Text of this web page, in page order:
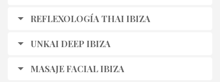
REFLEXOLOGÍA THAI IBIZA
UNKAI DEEP IBIZA
MASAJE FACIAL IBIZA